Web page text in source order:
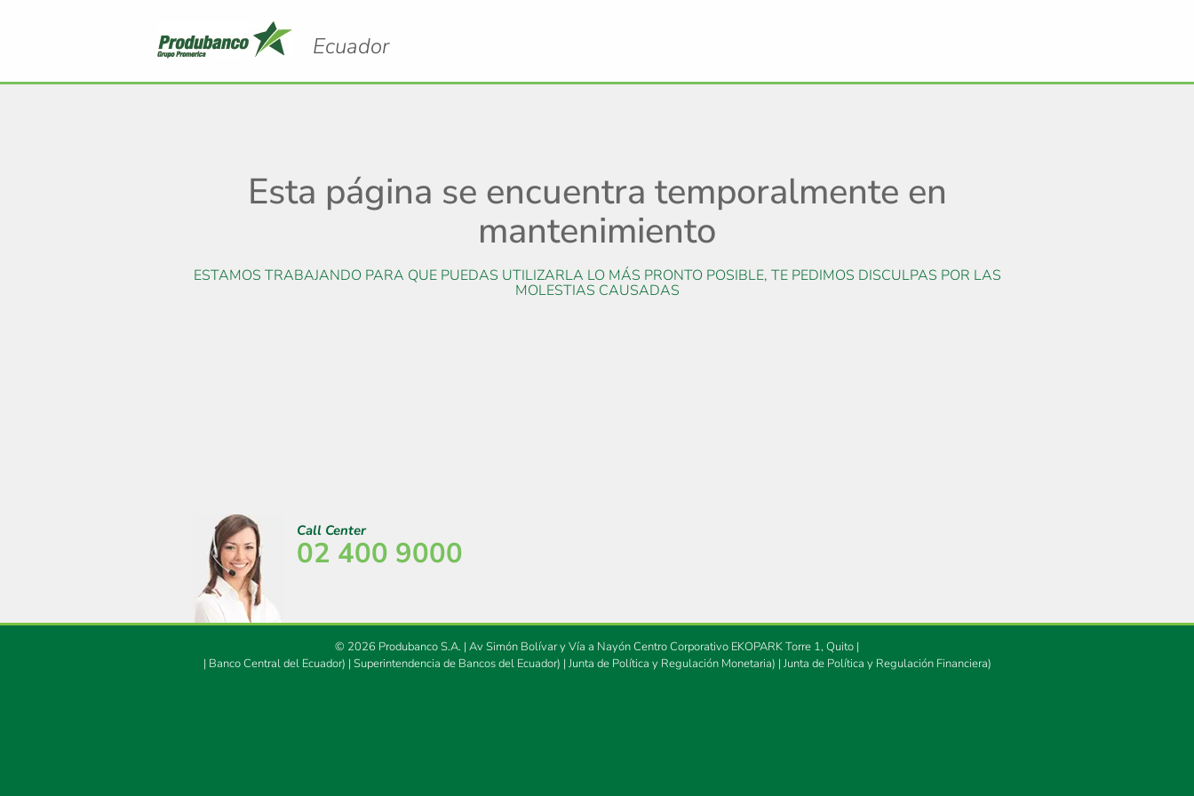
Ecuador
Esta página se encuentra temporalmente en
mantenimiento
ESTAMOS TRABAJANDO PARA QUE PUEDAS UTILIZARLA LO MÁS PRONTO POSIBLE, TE PEDIMOS DISCULPAS POR LAS
MOLESTIAS CAUSADAS
Call Center
02 400 9000
© 2026 Produbanco S.A. | Av Simón Bolívar y Vía a Nayón Centro Corporativo EKOPARK Torre 1, Quito |
| Banco Central del Ecuador) | Superintendencia de Bancos del Ecuador) | Junta de Política y Regulación Monetaria) | Junta de Política y Regulación Financiera)